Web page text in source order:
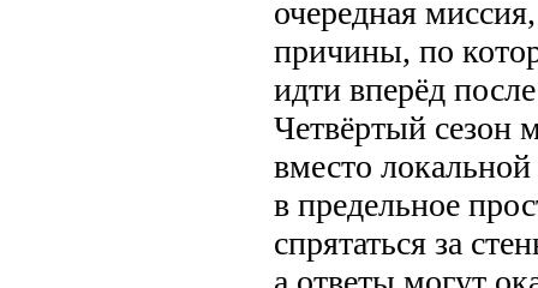
очередная
причины, по
идти вперёд
Четвёртый сезон
вместо
в предельное
спрятаться за